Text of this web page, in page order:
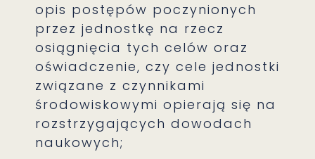
opis postępów poczynionych
przez jednostkę na rzecz
osiągnięcia tych celów oraz
oświadczenie, czy cele jednostki
związane z czynnikami
środowiskowymi opierają się na
rozstrzygających dowodach
naukowych;